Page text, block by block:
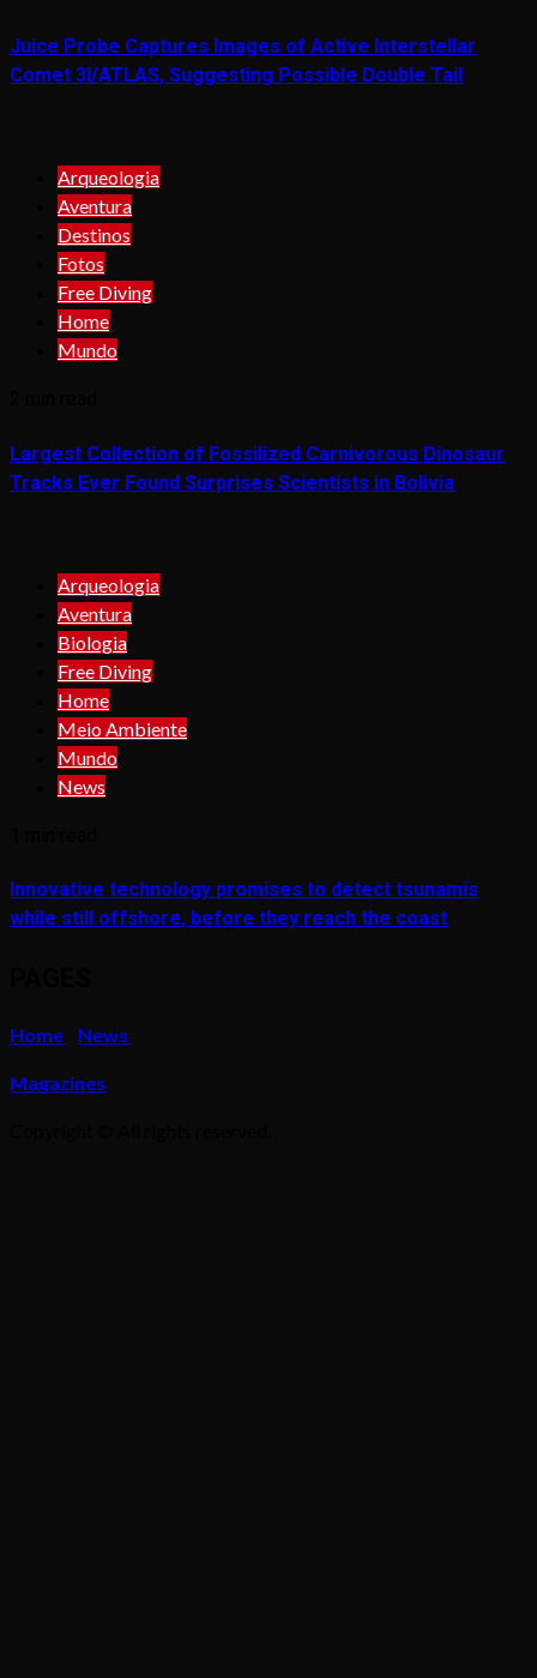
Juice Probe Captures Images of Active Interstellar
Comet 3I/ATLAS, Suggesting Possible Double Tail
Arqueologia
Aventura
Destinos
Fotos
Free Diving
Home
Mundo
Largest Collection of Fossilized Carnivorous Dinosaur
Tracks Ever Found Surprises Scientists in Bolivia
Arqueologia
Aventura
Biologia
Free Diving
Home
Meio Ambiente
Mundo
News
Innovative technology promises to detect tsunamis
while still offshore, before they reach the coast
Home News
Magazines